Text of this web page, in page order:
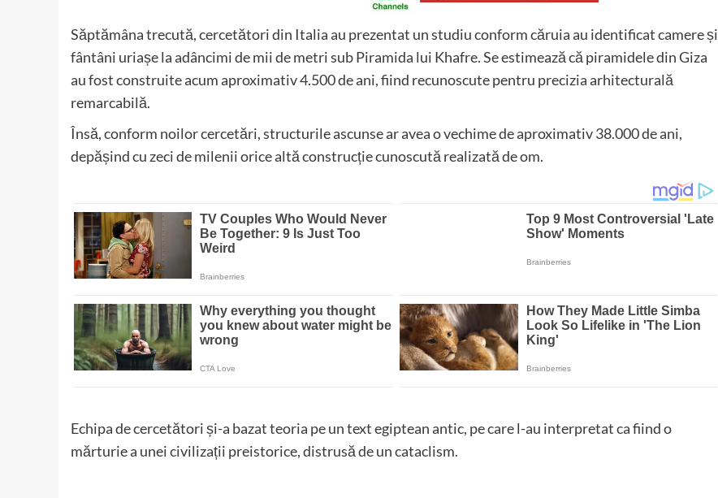
Săptămâna trecută, cercetători din Italia au prezentat un studiu conform căruia au identificat camere și
fântâni uriașe la adâncimi de mii de metri sub Piramida lui Khafre. Se estimează că piramidele din Giza
au fost construite acum aproximativ 4.500 de ani, fiind recunoscute pentru precizia arhitecturală
remarcabilă.
Însă, conform noilor cercetări, structurile ascunse ar avea o vechime de aproximativ 38.000 de ani,
depășind cu zeci de milenii orice altă construcție cunoscută realizată de om.
Echipa de cercetători și-a bazat teoria pe un text egiptean antic, pe care l-au interpretat ca fiind o
mărturie a unei civilizații preistorice, distrusă de un cataclism.